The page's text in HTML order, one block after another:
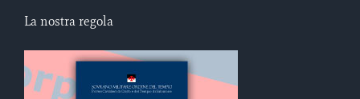
La nostra regola